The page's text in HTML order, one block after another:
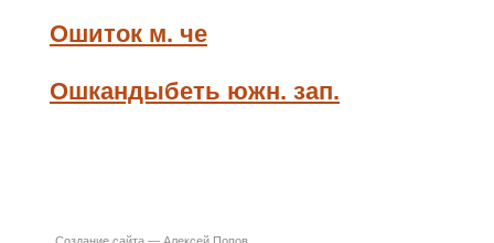
Ошиток м. че
Ошкандыбеть южн. зап.